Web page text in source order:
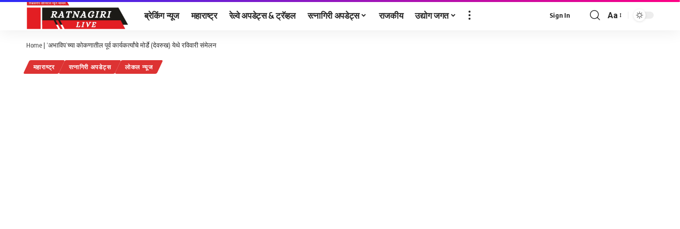
ब्रेकिंग न्यूज महाराष्ट्र रेल्वे अपडेट्स & ट्रॅव्हल रत्नागिरी अपडेट्स राजकीय उद्योग जगत Sign In
Font
Aa
Home | ‘अभाविप’च्या कोकणातील पूर्व कार्यकर्त्यांचे मोर्डे (देवरुख) येथे रविवारी संमेलन
महाराष्ट्र रत्नागिरी अपडेट्स लोकल न्यूज